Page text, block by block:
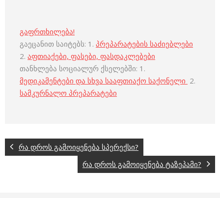
გაფრთხილება!
გაეცანით საიტებს: 1. პრეპარატების საძიებლები
2. აფთიაქები, ფასები, ფასდაკლებები
თანხლება სოციალურ ქსელებში: 1.
მედიკამენტები და სხვა სააფთიაქო საქონელი 2.
სამკურნალო პრეპარატები
რა დროს გამოიყენება სპერექსი?
რა დროს გამოიყენება ტაზეპამი?